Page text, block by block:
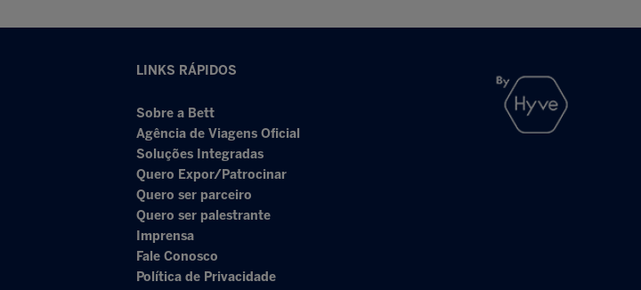
LINKS RÁPIDOS
Sobre a Bett
Agência de Viagens Oficial
Soluções Integradas
Quero Expor/Patrocinar
Quero ser parceiro
Quero ser palestrante
Imprensa
Fale Conosco
Política de Privacidade